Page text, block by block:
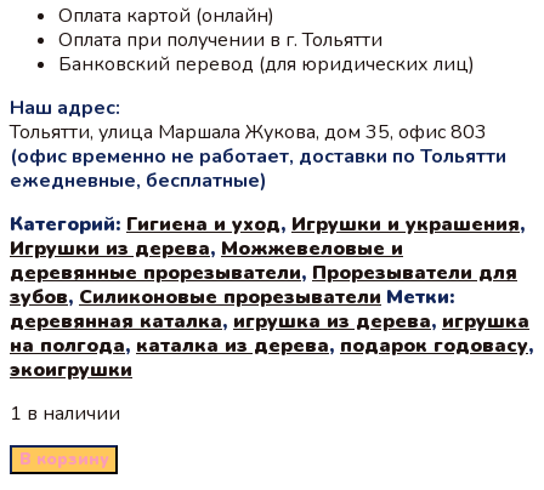
Оплата картой (онлайн)
Оплата при получении в г. Тольятти
Банковский перевод (для юридических лиц)
Наш адрес:
Тольятти, улица Маршала Жукова, дом 35, офис 803
(офис временно не работает, доставки по Тольятти
ежедневные, бесплатные)
Категорий: Гигиена и уход, Игрушки и украшения,
Игрушки из дерева, Можжевеловые и
деревянные прорезыватели, Прорезыватели для
зубов, Силиконовые прорезыватели Метки:
деревянная каталка, игрушка из дерева, игрушка
на полгода, каталка из дерева, подарок годовасу,
экоигрушки
1 в наличии
В корзину